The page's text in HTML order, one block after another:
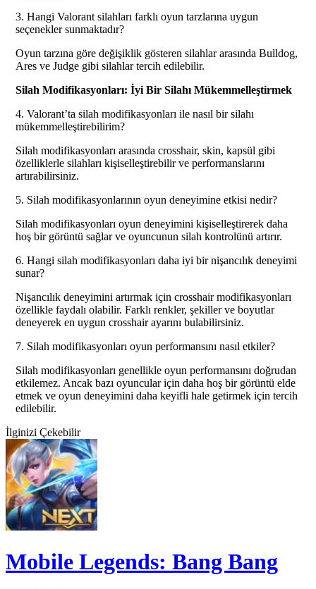
3. Hangi Valorant silahları farklı oyun tarzlarına uygun
seçenekler sunmaktadır?
Oyun tarzına göre değişiklik gösteren silahlar arasında Bulldog,
Ares ve Judge gibi silahlar tercih edilebilir.
Silah Modifikasyonları: İyi Bir Silahı Mükemmelleştirmek
4. Valorant’ta silah modifikasyonları ile nasıl bir silahı
mükemmelleştirebilirim?
Silah modifikasyonları arasında crosshair, skin, kapsül gibi
özelliklerle silahları kişiselleştirebilir ve performanslarını
artırabilirsiniz.
5. Silah modifikasyonlarının oyun deneyimine etkisi nedir?
Silah modifikasyonları oyun deneyimini kişiselleştirerek daha
hoş bir görüntü sağlar ve oyuncunun silah kontrolünü artırır.
6. Hangi silah modifikasyonları daha iyi bir nişancılık deneyimi
sunar?
Nişancılık deneyimini artırmak için crosshair modifikasyonları
özellikle faydalı olabilir. Farklı renkler, şekiller ve boyutlar
deneyerek en uygun crosshair ayarını bulabilirsiniz.
7. Silah modifikasyonları oyun performansını nasıl etkiler?
Silah modifikasyonları genellikle oyun performansını doğrudan
etkilemez. Ancak bazı oyuncular için daha hoş bir görüntü elde
etmek ve oyun deneyimini daha keyifli hale getirmek için tercih
edilebilir.
İlginizi Çekebilir
Mobile Legends: Bang Bang